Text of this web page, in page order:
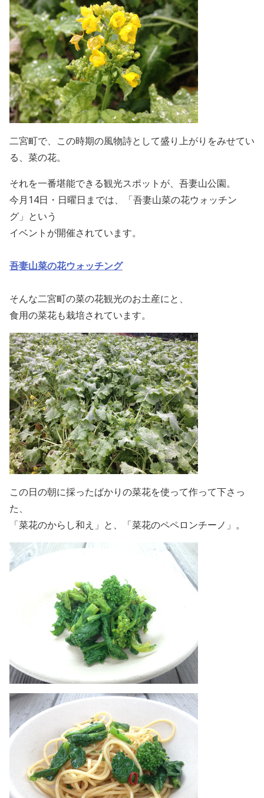
二宮町で、この時期の風物詩として盛り上がりをみせてい
る、菜の花。
それを一番堪能できる観光スポットが、吾妻山公園。
今月14日・日曜日までは、「吾妻山菜の花ウォッチン
グ」という
イベントが開催されています。
吾妻山菜の花ウォッチング
そんな二宮町の菜の花観光のお土産にと、
食用の菜花も栽培されています。
この日の朝に採ったばかりの菜花を使って作って下さっ
た、
「菜花のからし和え」と、「菜花のペペロンチーノ」。